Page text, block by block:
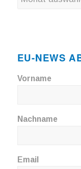
EU-NEWS
Vorname
Nachname
Email